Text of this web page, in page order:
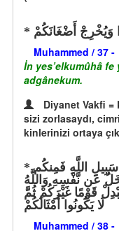
وَيُخْرِجْ أَضْغَانَكُمْ
Muhammed / 37 -
İn yes’elkumûhâ
adgânekum.
Diyanet Vakfi =
sizi zorlasaydı,
kinlerinizi ortaya
هَاأَنتُمْ هَؤُلَاء تُدْعَوْنَ لِتُنفِقُوا فِي سَبِيلِ اللَّهِ فَمِنكُم
عَن نَّفْسِهِ وَاللَّهُ
قَوْمًا غَيْرَكُمْ ثُمَّ
لَا يَكُونُوا أَمْثَالَكُمْ
Muhammed / 38 -